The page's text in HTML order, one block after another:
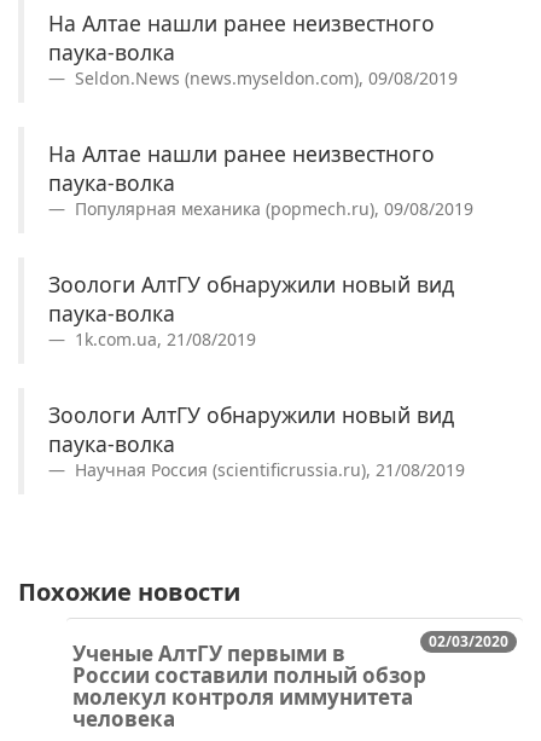
На Алтае нашли ранее неизвестного
паука-волка
Seldon.News (news.myseldon.com), 09/08/2019
На Алтае нашли ранее неизвестного
паука-волка
Популярная механика (popmech.ru), 09/08/2019
Зоологи АлтГУ обнаружили новый вид
паука-волка
1k.com.ua, 21/08/2019
Зоологи АлтГУ обнаружили новый вид
паука-волка
Научная Россия (scientificrussia.ru), 21/08/2019
Похожие новости
02/03/2020
Ученые АлтГУ первыми в
России составили полный обзор
молекул контроля иммунитета
человека